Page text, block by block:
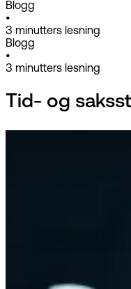
Blogg
•
3 minutters lesning
Blogg
•
3 minutters lesning
Tid- og